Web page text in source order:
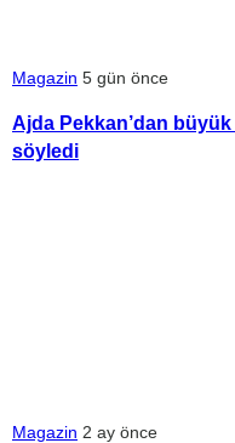
Magazin 5 gün önce
Ajda Pekkan’dan büyük
söyledi
Magazin 2 ay önce